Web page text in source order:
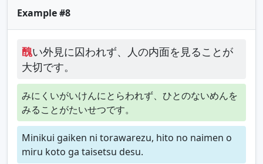
Example #8
醜い外見に囚われず、人の内面を見ることが
大切です。
みにくいがいけんにとらわれず、ひとのないめんを
みることがたいせつです。
Minikui gaiken ni torawarezu, hito no naimen o
miru koto ga taisetsu desu.